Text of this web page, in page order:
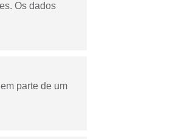
Os dados
parte de um